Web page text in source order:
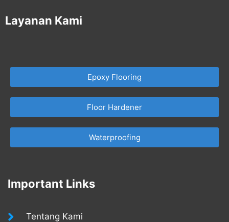
Layanan Kami
Epoxy Flooring
Floor Hardener
Waterproofing
Important Links
Tentang Kami